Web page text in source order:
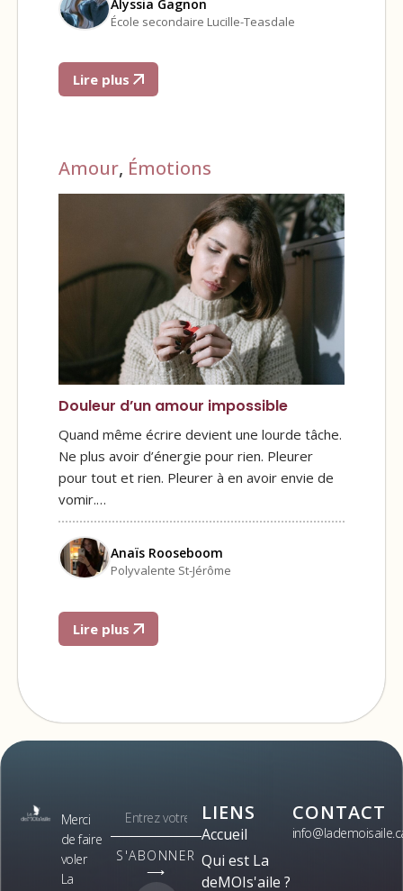
Alyssia Gagnon
École secondaire Lucille-Teasdale
Lire plus
Amour, Émotions
Douleur d’un amour impossible
Quand même écrire devient une lourde tâche.
Ne plus avoir d’énergie pour rien. Pleurer
pour tout et rien. Pleurer à en avoir envie de
vomir.…
Anaïs Rooseboom
Polyvalente St-Jérôme
Lire plus
Merci
de faire
voler
La
S'ABONNER
⟶
LIENS
Accueil
Qui est La
deMOIs'aile ?
CONTACT